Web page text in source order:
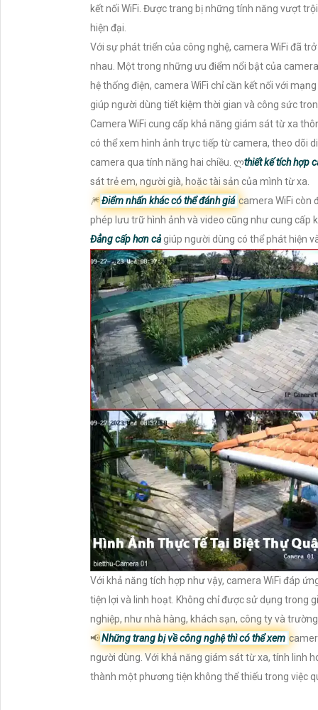
kết nối WiFi. Được trang bị những tính năng vượt
hiện đại.
Với sự phát triển của công nghệ, camera WiFi đã
nhau. Một trong những ưu điểm nổi bật của
hệ thống điện, camera WiFi chỉ cần kết nối với
giúp người dùng tiết kiệm thời gian và công sức
Camera WiFi cung cấp khả năng giám sát từ xa
có thể xem hình ảnh trực tiếp từ camera, theo dõi
camera qua tính năng hai chiều. ლthiết kế tích hợp
sát trẻ em, người già, hoặc tài sản của mình từ xa.
🎆Điểm nhấn khác có thể đánh giá camera WiFi còn
phép lưu trữ hình ảnh và video cũng như cung cấp
Đẳng cấp hơn cả giúp người dùng có thể phát hiện
Với khả năng tích hợp như vậy, camera WiFi đáp
tiện lợi và linh hoạt. Không chỉ được sử dụng trong
nghiệp, như nhà hàng, khách sạn, công ty và trường
📢Những trang bị về công nghệ thì có thể xem
người dùng. Với khả năng giám sát từ xa, tính linh
thành một phương tiện không thể thiếu trong việc